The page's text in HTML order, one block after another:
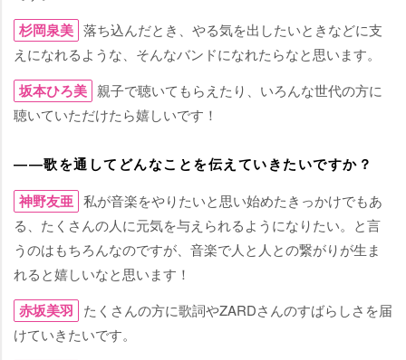
杉岡泉美 落ち込んだとき、やる気を出したいときなどに支
えになれるような、そんなバンドになれたらなと思います。
坂本ひろ美 親子で聴いてもらえたり、いろんな世代の方に
聴いていただけたら嬉しいです！
――歌を通してどんなことを伝えていきたいですか？
神野友亜 私が音楽をやりたいと思い始めたきっかけでもあ
る、たくさんの人に元気を与えられるようになりたい。と言
うのはもちろんなのですが、音楽で人と人との繋がりが生ま
れると嬉しいなと思います！
赤坂美羽
たくさんの方に歌詞やZARDさんのすばらしさを届
けていきたいです。